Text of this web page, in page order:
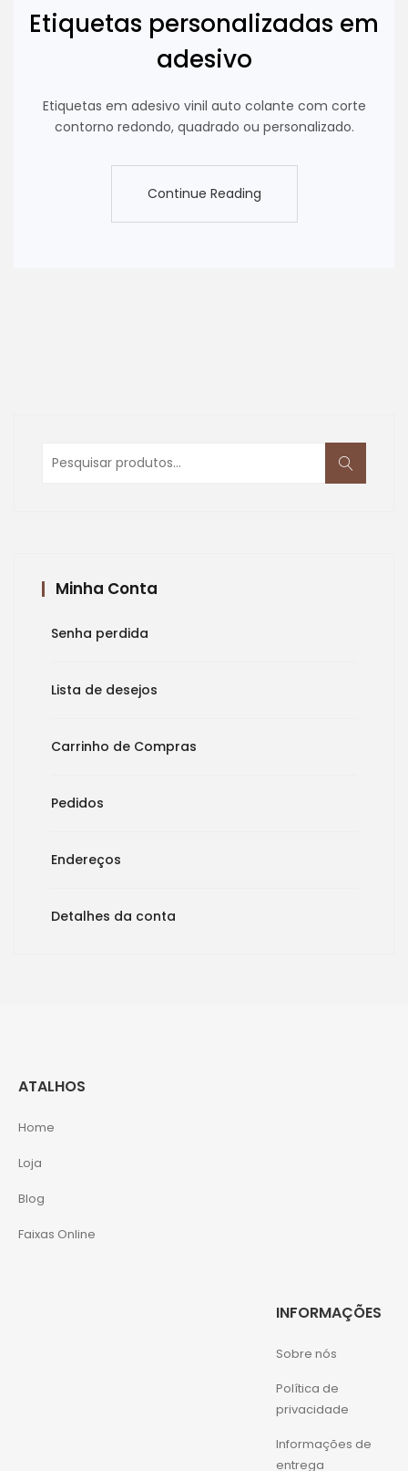
Etiquetas personalizadas em
adesivo
Etiquetas em adesivo vinil auto colante com corte
contorno redondo, quadrado ou personalizado.
Continue Reading
Pesquisar
por:
Minha Conta
Senha perdida
Lista de desejos
Carrinho de Compras
Pedidos
Endereços
Detalhes da conta
ATALHOS
Home
Loja
Blog
Faixas Online
INFORMAÇÕES
Sobre nós
Política de
privacidade
Informações de
entrega